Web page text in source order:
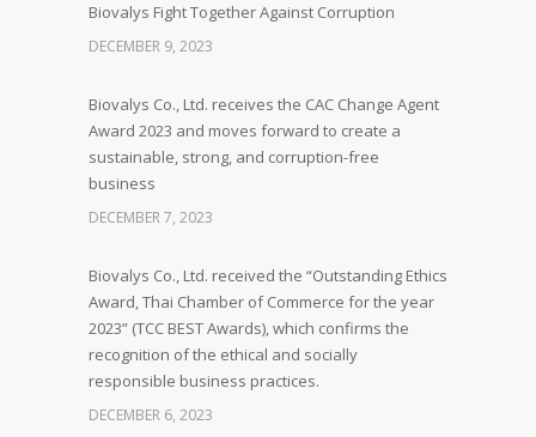
Biovalys Fight Together Against Corruption
DECEMBER 9, 2023
Biovalys Co., Ltd. receives the CAC Change Agent
Award 2023 and moves forward to create a
sustainable, strong, and corruption-free
business
DECEMBER 7, 2023
Biovalys Co., Ltd. received the “Outstanding Ethics
Award, Thai Chamber of Commerce for the year
2023” (TCC BEST Awards), which confirms the
recognition of the ethical and socially
responsible business practices.
DECEMBER 6, 2023